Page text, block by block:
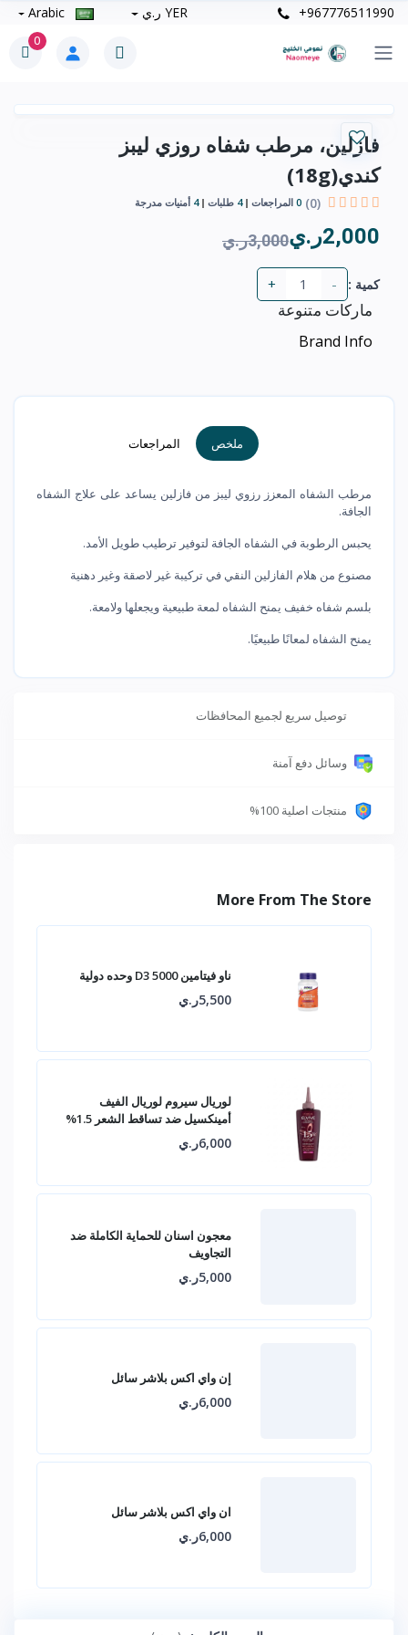
+967776511990 YER ر.ي
0
فازلين، مرطب شفاه روزي ليبز
كندي(18g)
(0)
0 المراجعات 4 طلبات 4 أمنيات مدرجة
2,000ر.ي 3,000ر.ي
كمية : -
+
ماركات متنوعة
Brand Info
ملخص المراجعات
مرطب الشفاه المعزز رزوي ليبز من فازلين يساعد على علاج الشفاه
الجافة.
يحبس الرطوبة في الشفاه الجافة لتوفير ترطيب طويل الأمد.
مصنوع من هلام الفازلين النقي في تركيبة غير لاصقة وغير دهنية
بلسم شفاه خفيف يمنح الشفاه لمعة طبيعية ويجعلها ولامعة.
يمنح الشفاه لمعانًا طبيعيًا.
توصيل سريع لجميع المحافظات
وسائل دفع آمنة
منتجات اصلية 100%
More From The Store
ناو فيتامين D3 5000 وحده دولية
5,500ر.ي
لوريال سيروم لوريال الفيف
أمينكسيل ضد تساقط الشعر 1.5%
6,000ر.ي
معجون اسنان للحماية الكاملة ضد
التجاويف
5,000ر.ي
إن واي اكس بلاشر سائل
6,000ر.ي
ان واي اكس بلاشر سائل
6,000ر.ي